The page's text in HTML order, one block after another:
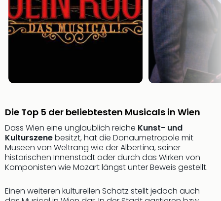
Die Top 5 der beliebtesten Musicals in Wien
Dass Wien eine unglaublich reiche Kunst- und
Kulturszenebesitzt, hat die Donaumetropole mit
Museen von Weltrang wie der Albertina, seiner
historischen Innenstadt oder durch das Wirken von
Komponisten wie Mozart längst unter Beweis gestellt.
Einen weiteren kulturellen Schatz stellt jedoch auch